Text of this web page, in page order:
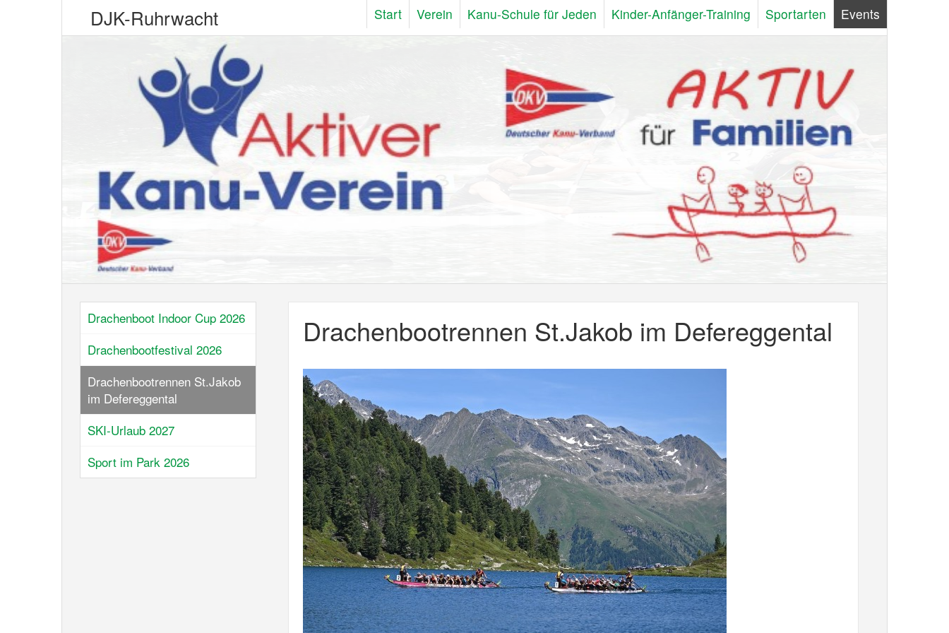
DJK-Ruhrwacht Start Verein Kanu-Schule für Jeden Kinder-Anfänger-Training Sportarten Events
Drachenboot Indoor Cup 2026
Drachenbootfestival 2026
Drachenbootrennen St.Jakob
im Defereggental
SKI-Urlaub 2027
Sport im Park 2026
Drachenbootrennen St.Jakob im Defereggental